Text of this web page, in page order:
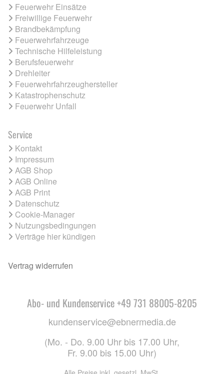
Feuerwehr Einsätze
Freiwillige Feuerwehr
Brandbekämpfung
Feuerwehrfahrzeuge
Technische Hilfeleistung
Berufsfeuerwehr
Drehleiter
Feuerwehrfahrzeughersteller
Katastrophenschutz
Feuerwehr Unfall
Service
Kontakt
Impressum
AGB Shop
AGB Online
AGB Print
Datenschutz
Cookie-Manager
Nutzungsbedingungen
Verträge hier kündigen
Vertrag widerrufen
Abo- und Kundenservice +49 731 88005-8205
kundenservice@ebnermedia.de
(Mo. - Do. 9.00 Uhr bis 17.00 Uhr,
Fr. 9.00 bis 15.00 Uhr)